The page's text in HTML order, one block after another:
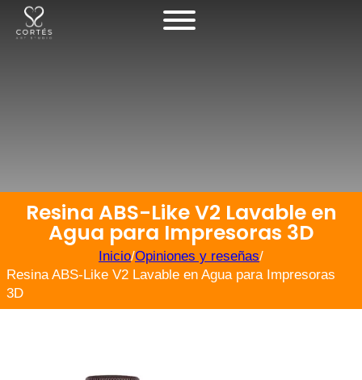
Resina ABS-Like V2 Lavable en
Agua para Impresoras 3D
Inicio/Opiniones y reseñas/
Resina ABS-Like V2 Lavable en Agua para Impresoras
3D